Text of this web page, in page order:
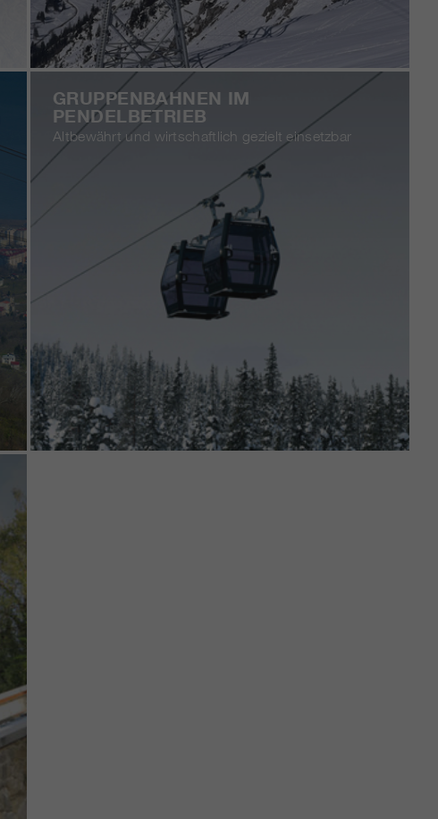
GRUPPENBAHNEN IM
PENDELBETRIEB
Altbewährt und wirtschaftlich gezielt einsetzbar